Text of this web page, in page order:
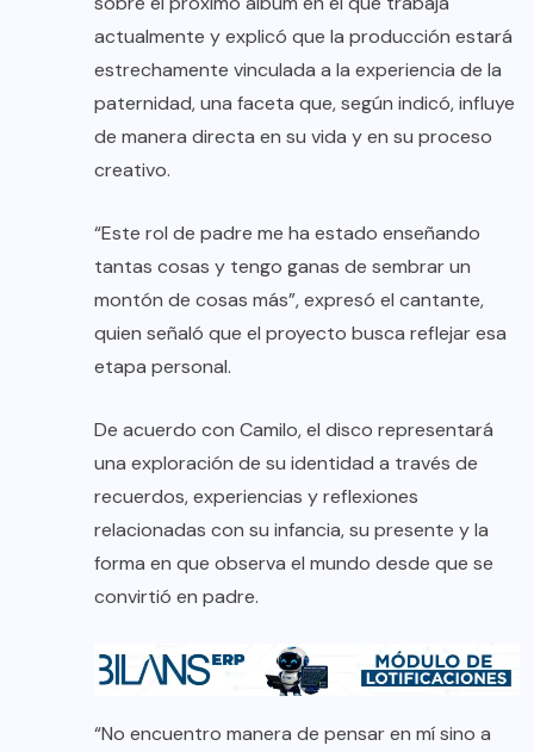
actualmente y explicó que la producción estará
estrechamente vinculada a la experiencia de la
paternidad, una faceta que, según indicó, influye
de manera directa en su vida y en su proceso
creativo.
“Este rol de padre me ha estado enseñando
tantas cosas y tengo ganas de sembrar un
montón de cosas más”, expresó el cantante,
quien señaló que el proyecto busca reflejar esa
etapa personal.
De acuerdo con Camilo, el disco representará
una exploración de su identidad a través de
recuerdos, experiencias y reflexiones
relacionadas con su infancia, su presente y la
forma en que observa el mundo desde que se
convirtió en padre.
“No encuentro manera de pensar en mí sino a